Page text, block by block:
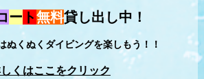
ー ト無料貸し出し中！
ぬくぬくダイビングを楽しもう！！
くはここをクリック